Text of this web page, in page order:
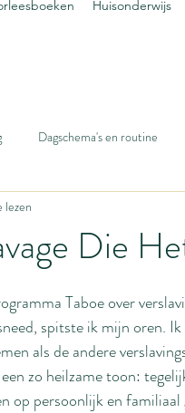
Huisonderwijs
Dagschema's en routine
leven
Idiotieën
Die
lezen
Taboe over
spitste ik mijn oren.
als de andere
zo heilzame toon:
op persoonlijk en familiaal